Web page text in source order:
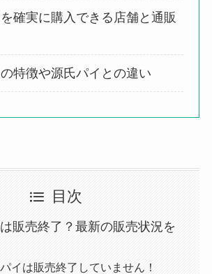
確実に購入できる店舗と通販
特徴や源氏パイとの違い
目次
販売終了？最新の販売状況を
イは販売終了していません！